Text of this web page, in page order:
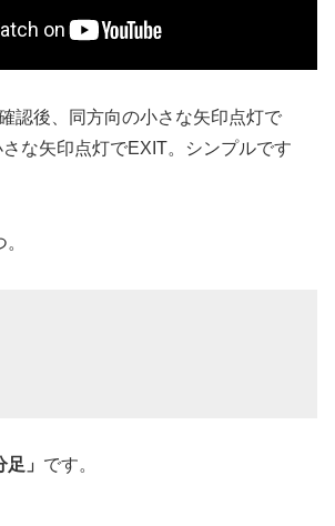
認後、同方向の小さな矢印点灯で
な矢印点灯でEXIT。シンプルです
足」 です。